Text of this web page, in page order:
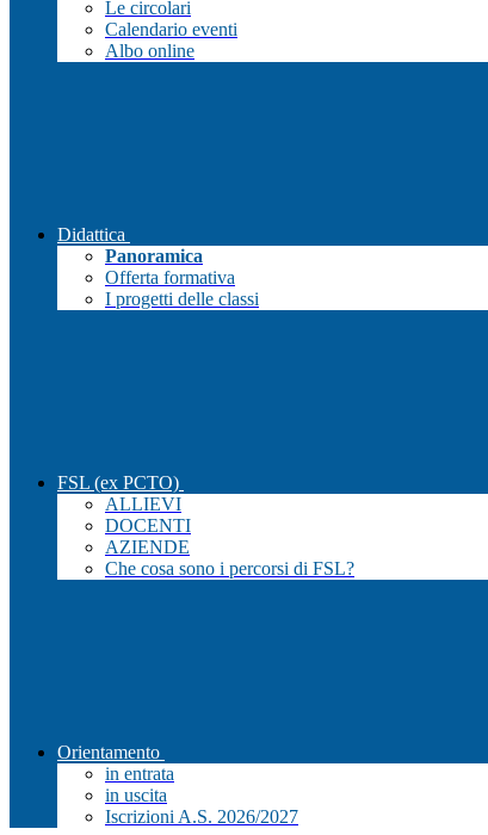
Le circolari
Calendario eventi
Albo online
Didattica
Panoramica
Offerta formativa
I progetti delle classi
FSL (ex PCTO)
ALLIEVI
DOCENTI
AZIENDE
Che cosa sono i percorsi di FSL?
Orientamento
in entrata
in uscita
Iscrizioni A.S. 2026/2027